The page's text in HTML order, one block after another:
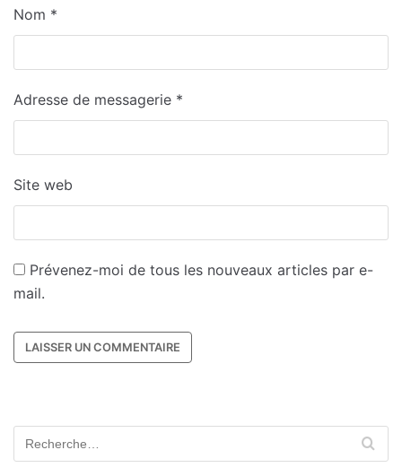
Nom *
Adresse de messagerie *
Site web
Prévenez-moi de tous les nouveaux articles par e-
mail.